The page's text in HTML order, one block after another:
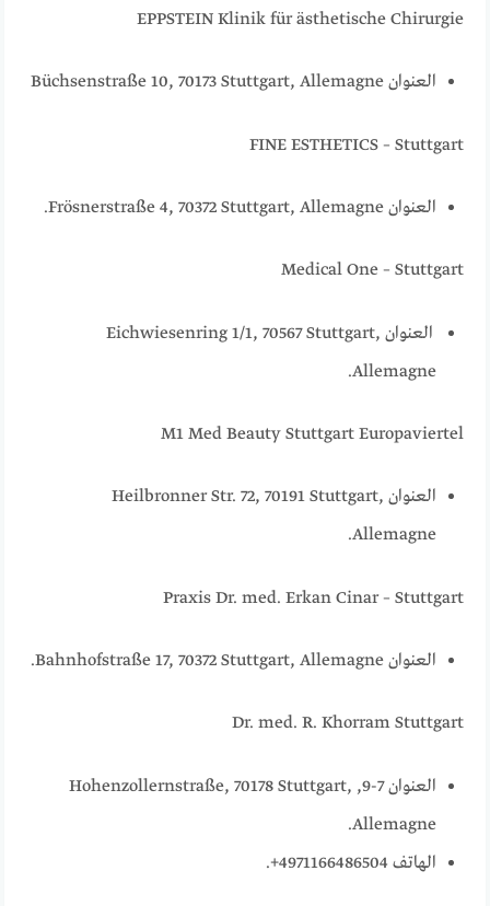
EPPSTEIN Klinik für ästhetische Chirurgie
العنوان Büchsenstraße 10, 70173 Stuttgart, Allemagne
FINE ESTHETICS – Stuttgart
العنوان Frösnerstraße 4, 70372 Stuttgart, Allemagne.
Medical One – Stuttgart
العنوان Eichwiesenring 1/1, 70567 Stuttgart,
Allemagne.
M1 Med Beauty Stuttgart Europaviertel
العنوان Heilbronner Str. 72, 70191 Stuttgart,
Allemagne.
Praxis Dr. med. Erkan Cinar – Stuttgart
العنوان Bahnhofstraße 17, 70372 Stuttgart, Allemagne.
Dr. med. R. Khorram Stuttgart
العنوان 7-9, Hohenzollernstraße, 70178 Stuttgart,
Allemagne.
الهاتف 4971166486504+.